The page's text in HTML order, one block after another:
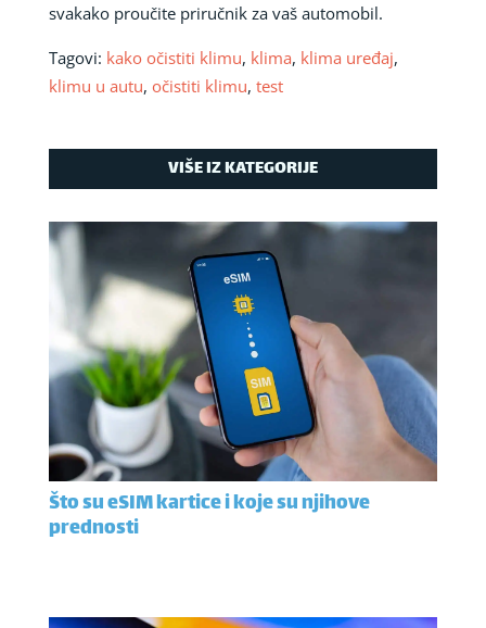
svakako proučite priručnik za vaš automobil.
Tagovi: kako očistiti klimu, klima, klima uređaj,
klimu u autu, očistiti klimu, test
VIŠE IZ KATEGORIJE
Što su eSIM kartice i koje su njihove
prednosti